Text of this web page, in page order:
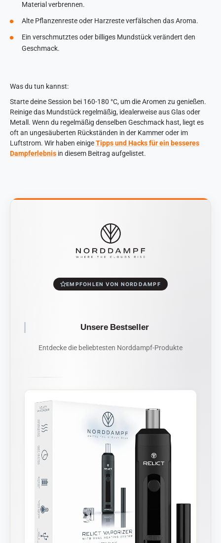
Material verbrennen.
Alte Pflanzenreste oder Harzreste verfälschen das Aroma.
Ein verschmutztes oder billiges Mundstück verändert den
Geschmack.
Was du tun kannst:
Starte deine Session bei 160-180 °C, um die Aromen zu genießen.
Reinige das Mundstück regelmäßig, idealerweise aus Glas oder
Metall. Wenn du regelmäßig denselben Geschmack hast, liegt es
oft an ungesäuberten Rückständen in der Kammer oder im
Luftstrom. Wir haben einigeTipps und Hacks für ein besseres
Dampferlebnis in diesem Beitrag aufgelistet.
EMPFOHLEN VON NORDDAMPF
Unsere Bestseller
Entdecke die beliebtesten Norddampf-Produkte